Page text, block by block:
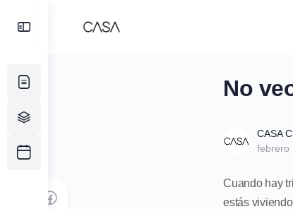
No
CASA
febrero
Cuando hay
estás